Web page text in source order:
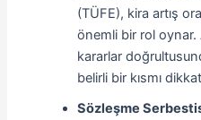
(TÜFE), kira artış
önemli bir rol oynar.
kararlar
belirli bir kısmı
Sözleşme